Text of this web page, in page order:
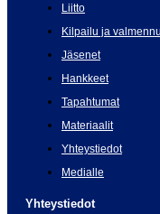
Liitto
Kilpailu ja
Jäsenet
Hankkeet
Tapahtumat
Materiaalit
Yhteystiedot
Medialle
Yhteystiedot